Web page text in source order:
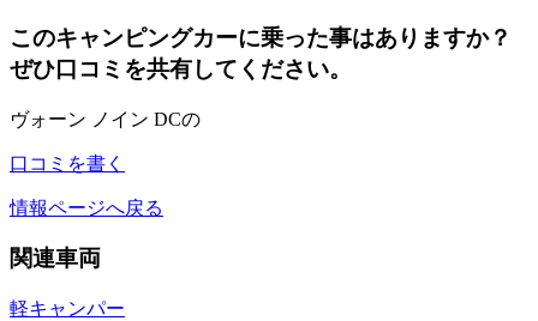
このキャンピングカーに乗った事はありますか？
ぜひ口コミを共有してください。
ヴォーン ノイン DCの
口コミを書く
情報ページへ戻る
関連車両
軽キャンパー